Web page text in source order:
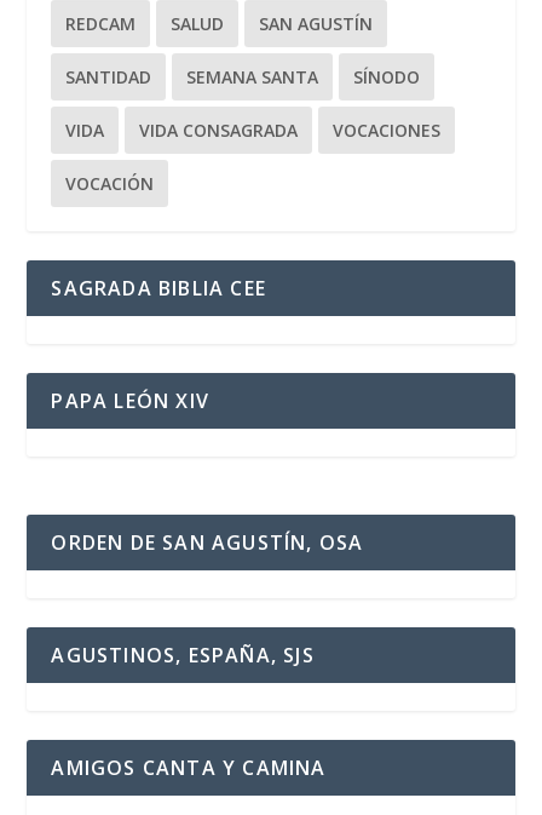
REDCAM SALUD SAN AGUSTÍN
SANTIDAD SEMANA SANTA SÍNODO
VIDA VIDA CONSAGRADA VOCACIONES
VOCACIÓN
SAGRADA BIBLIA CEE
PAPA LEÓN XIV
ORDEN DE SAN AGUSTÍN, OSA
AGUSTINOS, ESPAÑA, SJS
AMIGOS CANTA Y CAMINA